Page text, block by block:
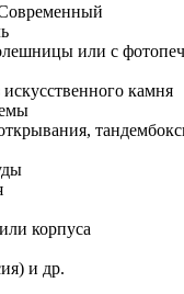
или с
искусственного камня
корпуса
и др.